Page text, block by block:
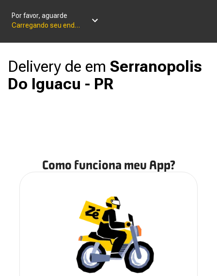
Por favor, aguarde
Carregando seu endereço
Delivery de em Serranopolis
Do Iguacu - PR
Como funciona meu App?